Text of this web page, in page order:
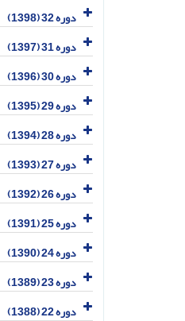
دوره 32 (1398)
دوره 31 (1397)
دوره 30 (1396)
دوره 29 (1395)
دوره 28 (1394)
دوره 27 (1393)
دوره 26 (1392)
دوره 25 (1391)
دوره 24 (1390)
دوره 23 (1389)
دوره 22 (1388)